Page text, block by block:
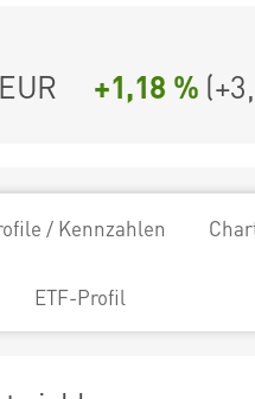
EUR +1,18 % (
/ Kennzahlen
ETF-Profil